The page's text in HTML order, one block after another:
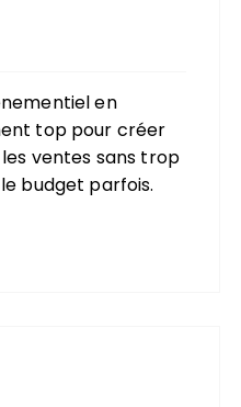
en
top pour créer
ventes sans trop
budget parfois.